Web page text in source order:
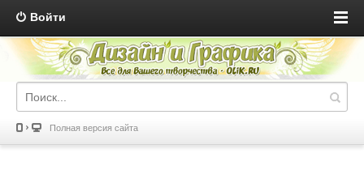
Войти
Полная версия сайта